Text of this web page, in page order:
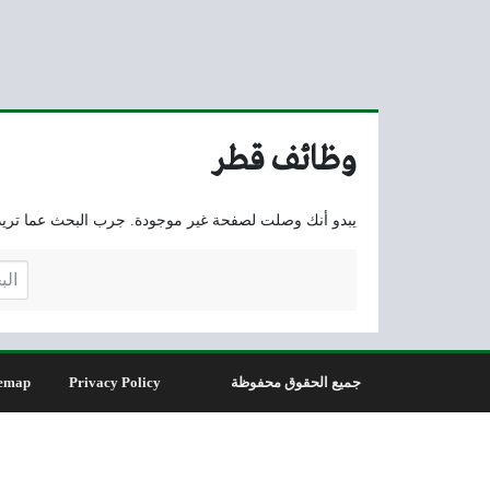
وظائف قطر
يبدو أنك وصلت لصفحة غير موجودة. جرب البحث عما
Privacy Policy جميع الحقوق محفوظة